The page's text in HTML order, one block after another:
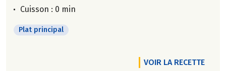
Cuisson : 0 min
Plat principal
VOIR LA RECETTE